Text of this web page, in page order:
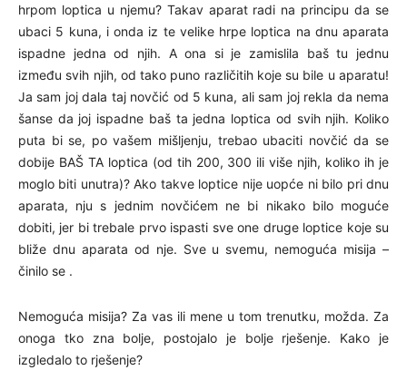
hrpom loptica u njemu? Takav aparat radi na principu da se
ubaci 5 kuna, i onda iz te velike hrpe loptica na dnu aparata
ispadne jedna od njih. A ona si je zamislila baš tu jednu
između svih njih, od tako puno različitih koje su bile u aparatu!
Ja sam joj dala taj novčić od 5 kuna, ali sam joj rekla da nema
šanse da joj ispadne baš ta jedna loptica od svih njih. Koliko
puta bi se, po vašem mišljenju, trebao ubaciti novčić da se
dobije BAŠ TA loptica (od tih 200, 300 ili više njih, koliko ih je
moglo biti unutra)? Ako takve loptice nije uopće ni bilo pri dnu
aparata, nju s jednim novčićem ne bi nikako bilo moguće
dobiti, jer bi trebale prvo ispasti sve one druge loptice koje su
bliže dnu aparata od nje. Sve u svemu, nemoguća misija –
činilo se .
Nemoguća misija? Za vas ili mene u tom trenutku, možda. Za
onoga tko zna bolje, postojalo je bolje rješenje. Kako je
izgledalo to rješenje?